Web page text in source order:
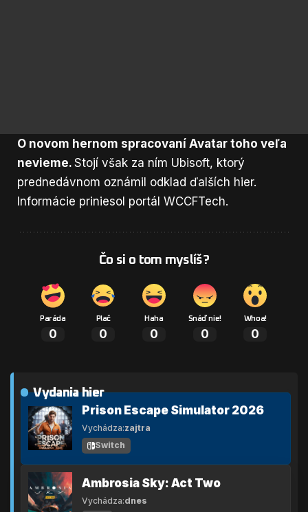
O novom hernom spracovaní Avatar toho veľa
nevieme. Stojí však za ním Ubisoft, ktorý
prednedávnom oznámil odklad ďalších hier.
Informácie priniesol portál WCCFTech.
Čo si o tom myslíš?
Paráda
0
Plač
0
Haha
0
Snáď nie!
0
Whoa!
0
Vydania hier
Prison Escape Simulator 2026
Vychádza:zajtra
Switch
Ambrosia Sky: Act Two
Vychádza:dnes